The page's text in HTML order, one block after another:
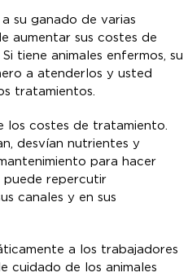
su ganado de varias
aumentar sus costes de
tiene animales enfermos, su
a atenderlos y usted
tratamientos.
los costes de tratamiento.
desvían nutrientes y
para hacer
puede repercutir
canales y en sus
a los trabajadores
cuidado de los animales